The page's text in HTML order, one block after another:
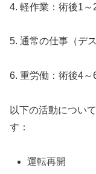
4. 軽作業：術後1～
5. 通常の仕事（デ
6. 重労働：術後4～
以下の活動につい
す：
運転再開